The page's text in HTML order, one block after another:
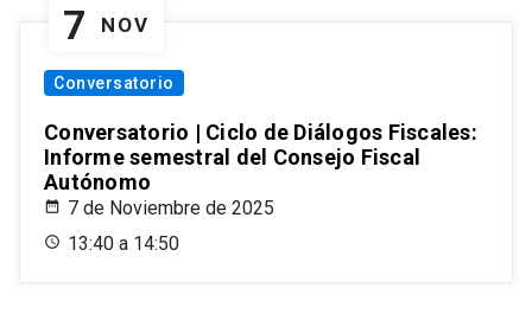
7 NOV
Conversatorio
Conversatorio | Ciclo de Diálogos Fiscales:
Informe semestral del Consejo Fiscal
Autónomo
7 de Noviembre de 2025
13:40 a 14:50